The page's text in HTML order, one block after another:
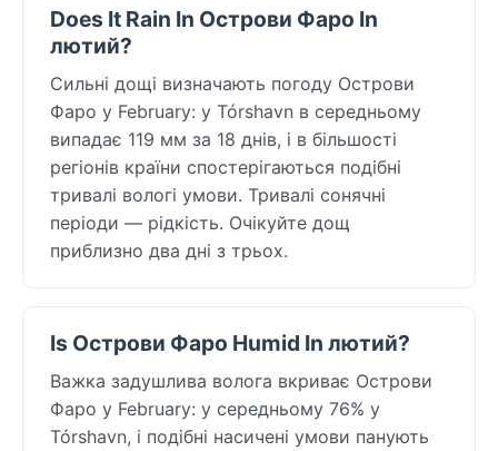
Does It Rain In Острови Фаро In
лютий?
Сильні дощі визначають погоду Острови
Фаро у February: у Tórshavn в середньому
випадає 119 мм за 18 днів, і в більшості
регіонів країни спостерігаються подібні
тривалі вологі умови. Тривалі сонячні
періоди — рідкість. Очікуйте дощ
приблизно два дні з трьох.
Is Острови Фаро Humid In лютий?
Важка задушлива волога вкриває Острови
Фаро у February: у середньому 76% у
Tórshavn, і подібні насичені умови панують